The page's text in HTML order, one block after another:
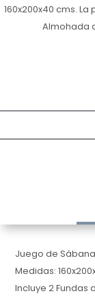
160x200x40 cms.
Almohada
Juego de
Medidas:
Incluye 2 Fundas